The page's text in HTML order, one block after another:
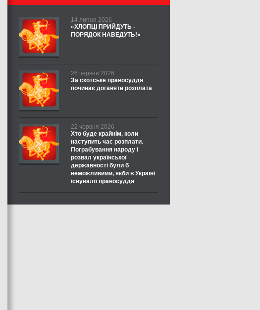
14 липня 2026
«ХЛОПЦІ ПРИЙДУТЬ -
ПОРЯДОК НАВЕДУТЬ!»
26 червня 2026
За скотське правосуддя
починає доганяти розплата
22 червня 2026
Хто буде крайнім, коли
наступить час розплати.
Пограбування народу і
розвал української
державності були б
неможливими, якби в Україні
існувало правосуддя